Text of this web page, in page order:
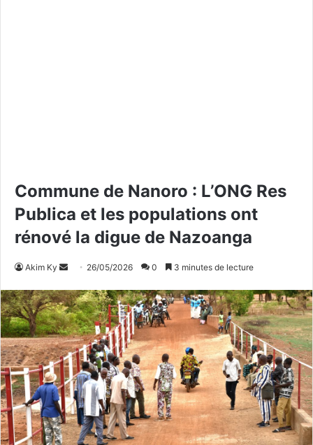
Commune de Nanoro : L’ONG Res
Publica et les populations ont
rénové la digue de Nazoanga
Akim Ky
v
o
y
e
r
u
n
c
o
26/05/2026 0 3 minutes de lecture